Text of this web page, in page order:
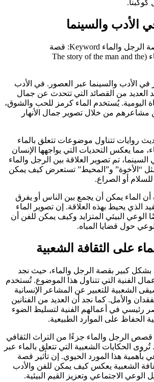
كوكبنا.
الأدب والسينما
في الأدب والسينما عبر العصور. في الأدب
العديد من القصائد التي تتحدث عن جمال
اليومية. يُستخدم الماء كرمز للحب والشوق،
من خلال تصوير جمال الأنهار
روايات تتناول موضوعات تتعلق بالماء
مما يعكس التحديات التي يواجهها الإنسان
تم تصوير العلاقة بين الرجل والماء
“الأخوة” و”المحيط” تستعرض كيف يمكن
أو الصراع.
الماء يمكن أن يجمع بين الناس أو يفرق
الذي يحيط بهذه العلاقة. إن تصوير الماء
الوعي البيئي المتزايد وكيف يمكن للفن أن
حول قضايا المياه.
على الثقافة الشعبية
بشكل كبير بقصة الرجل والماء، حيث نجد
الفنية التي تتناول هذا الموضوع. تُستخدم
الشعبية للتعبير عن المشاعر الإنسانية
والأمل. كما نجد أن العديد من الفنانين
رئيسي في أعمالهم الفنية لتسليط الضوء
الحفاظ على الموارد الطبيعية.
قصص الرجل والماء جزءًا من التراث الثقافي
الحكايات الشعبية التي تتعلق بالماء عبر
بأهمية هذا المورد الحيوي. إن تأثير قصة
الشعبية يعكس كيف يمكن للفن والأدب
الوعي الاجتماعي وتعزيز القيم البيئية.